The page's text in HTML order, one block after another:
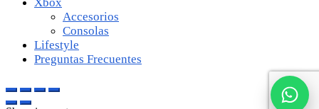
Accesorios
Consolas
Lifestyle
Preguntas Frecuentes